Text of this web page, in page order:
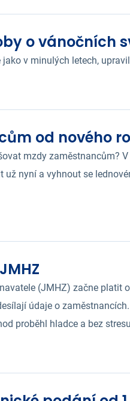
o vánočních
v minulých letech,
od nového
mzdy zaměstnancům?
nyní a vyhnout se
(JMHZ) začne platit
údaje o
proběhl hladce a bez